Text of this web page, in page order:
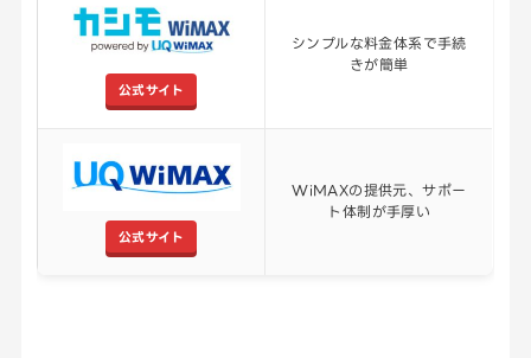
公式サイト
シンプルな料金体系で手続
きが簡単
公式サイト
WiMAXの提供元、サポー
ト体制が手厚い